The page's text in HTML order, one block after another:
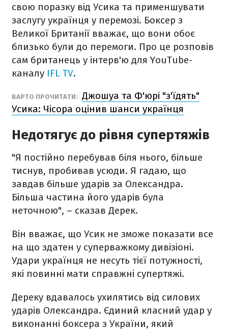
свою поразку від Усика та применшувати
заслугу українця у перемозі. Боксер з
Великої Британії вважає, що вони обоє
близько були до перемоги. Про це розповів
сам британець у інтерв'ю для YouTube-
каналу IFL TV.
ВАРТО ПРОЧИТАТИ: Джошуа та Ф'юрі "з'їдять"
Усика: Чісора оцінив шанси українця
Недотягує до рівня супертяжів
"Я постійно перебував біля нього, більше
тиснув, пробивав усюди. Я гадаю, що
завдав більше ударів за Олександра.
Більша частина його ударів була
неточною", – сказав Дерек.
Він вважає, що Усик не зможе показати все
на що здатен у суперважкому дивізіоні.
Удари українця не несуть тієї потужності,
які повинні мати справжні супертяжі.
Дереку вдавалось ухилятись від силових
ударів Олександра. Єдиний класний удар у
виконанні боксера з України, який